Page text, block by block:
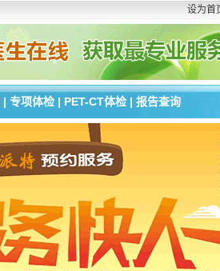
设为首
| 专项体检 | PET-CT体检 | 报告查询